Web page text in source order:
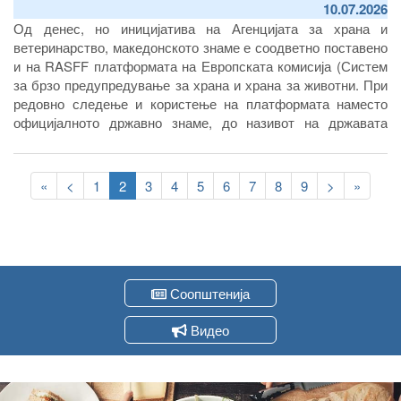
10.07.2026
Од денес, но иницијатива на Агенцијата за храна и
ветеринарство, македонското знаме е соодветно поставено
и на RASFF платформата на Европската комисија (Систем
за брзо предупредување за храна и храна за животни. При
редовно следење и користење на платформата наместо
официјалното државно знаме, до називот на државата
Pagination
First
page
«
Previous
page
< Page
1
Current
page
2 Page
3 Page
4 Page
5 Page
6 Page
7 Page
8 Page
9
Следна
страна
>
Last
page
»
Соопштенија
Видео